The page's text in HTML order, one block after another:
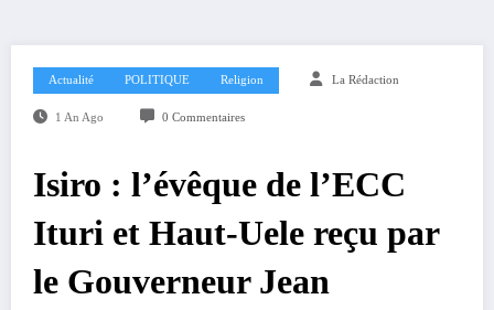
Actualité POLITIQUE Religion La Rédaction
1 An Ago 0 Commentaires
Isiro : l’évêque de l’ECC
Ituri et Haut-Uele reçu par
le Gouverneur Jean